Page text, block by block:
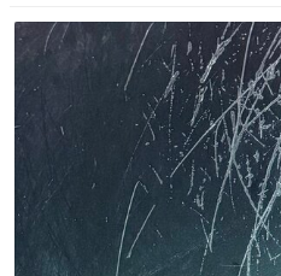
ト
数
数